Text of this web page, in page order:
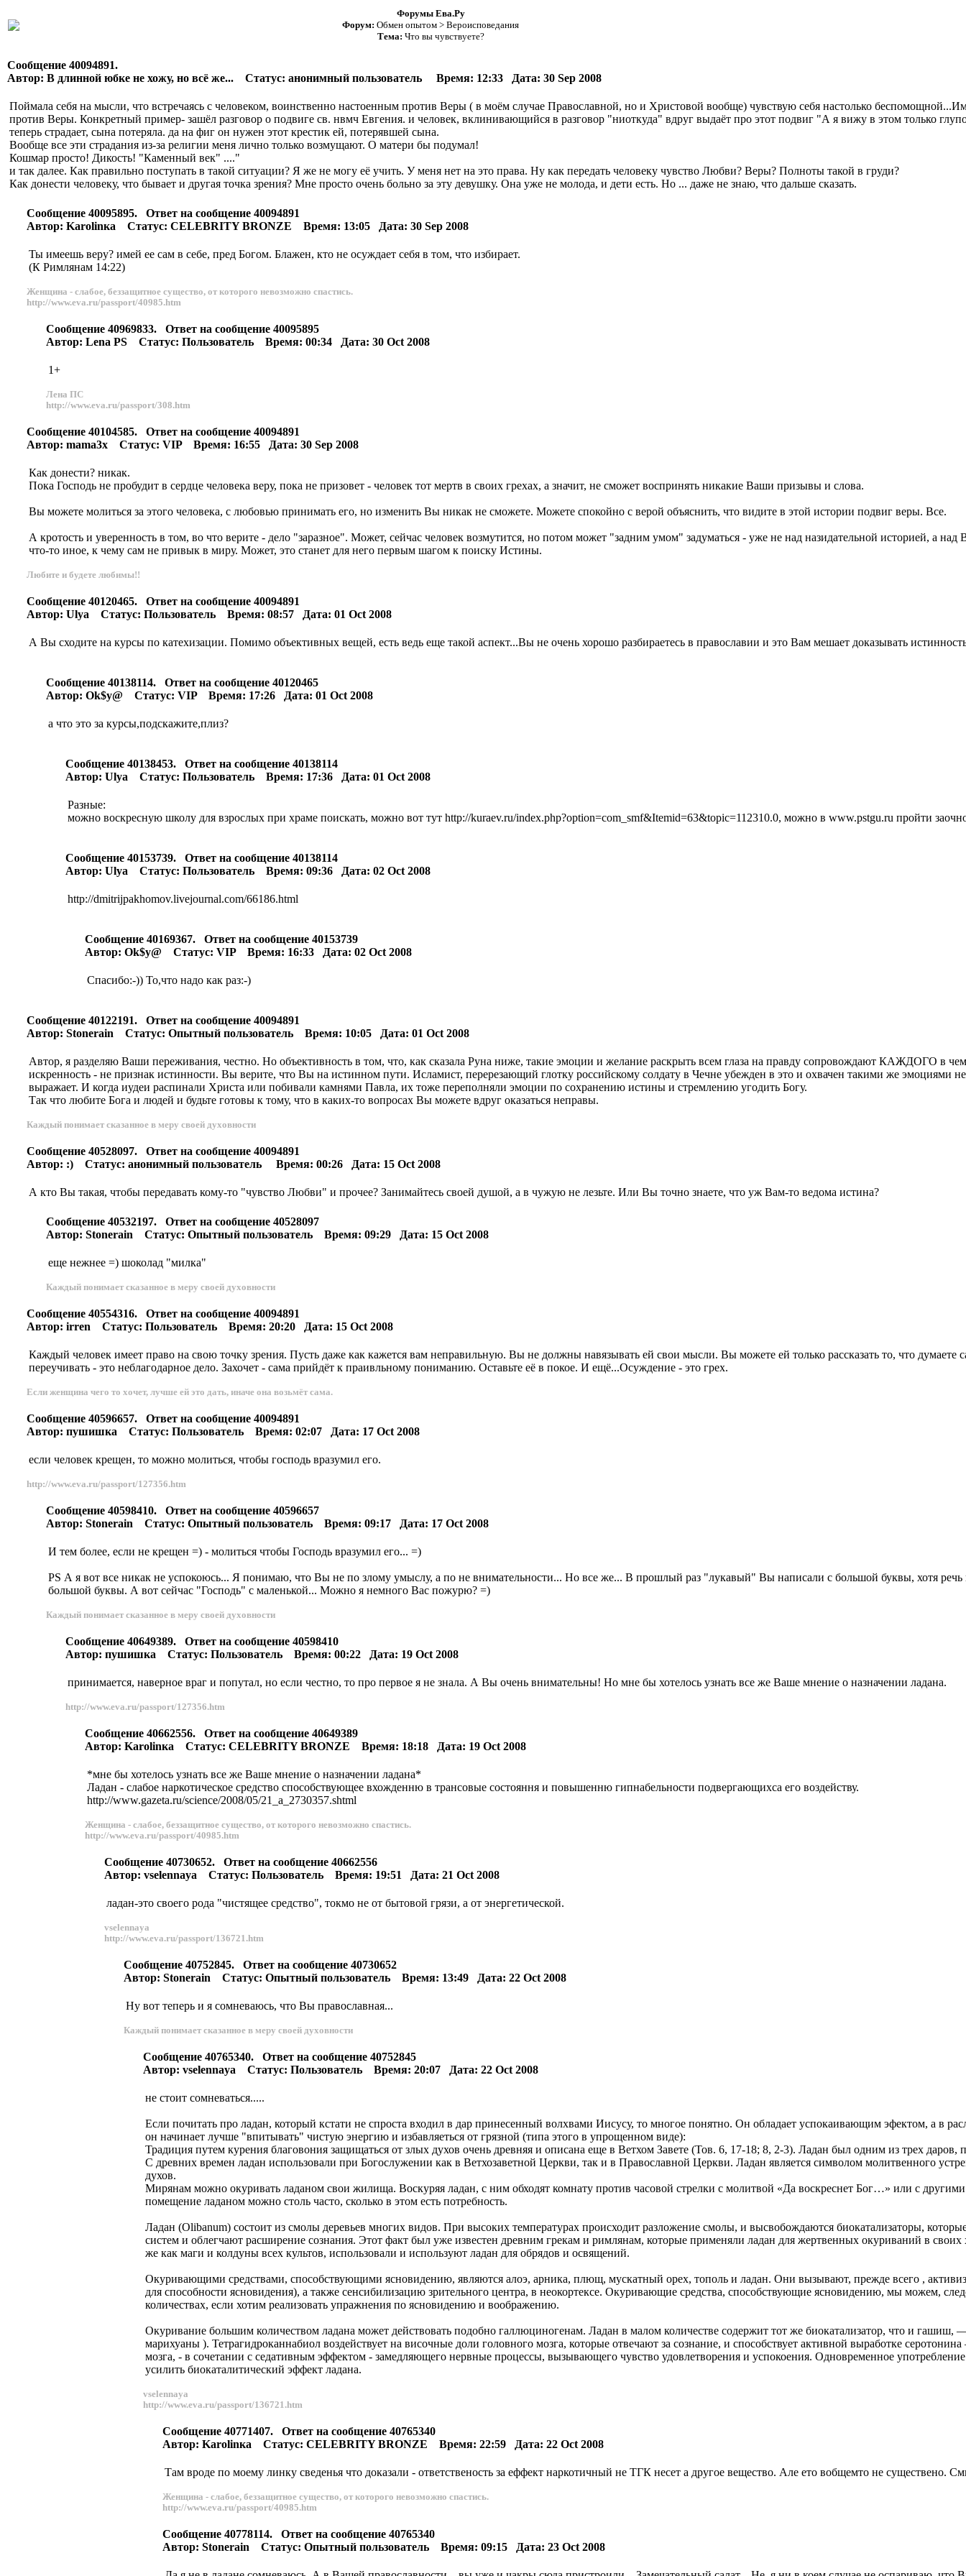
Форумы Ева.Ру
Форум: Обмен опытом > Вероисповедания
Тема: Что вы чувствуете?
Сообщение 40094891.
Автор: В длинной юбке не хожу, но всё же... Статус: анонимный пользователь Время: 12:33 Дата: 30 Sep 2008
Поймала себя на мысли, что встречаясь с человеком, воинственно настоенным против Веры ( в моём случае Православной, но и Христовой вообще) чувствую себя настолько
против Веры. Конкретный пример- зашёл разговор о подвиге св. нвмч Евгения. и человек, вклинивающийся в разговор "ниоткуда" вдруг выдаёт про этот подвиг "А я вижу в этом только
теперь страдает, сына потеряла. да на фиг он нужен этот крестик ей, потерявшей сына.
Вообще все эти страдания из-за религии меня лично только возмущают. О матери бы подумал!
Кошмар просто! Дикость! "Каменный век" ...."
и так далее. Как правильно поступать в такой ситуации? Я же не могу её учить. У меня нет на это права. Ну как передать человеку чувство Любви? Веры? Полноты такой в груди?
Как донести человеку, что бывает и другая точка зрения? Мне просто очень больно за эту девушку. Она уже не молода, и дети есть. Но ... даже не знаю, что дальше сказать.
Сообщение 40095895. Ответ на сообщение 40094891
Автор: Karolinка Статус: CELEBRITY BRONZE Время: 13:05 Дата: 30 Sep 2008
Ты имеешь веру? имей ее сам в себе, пред Богом. Блажен, кто не осуждает себя в том, что избирает.
(К Римлянам 14:22)
Женщина - слабое, беззащитное существо, от которого невозможно спастись.
http://www.eva.ru/passport/40985.htm
Сообщение 40969833. Ответ на сообщение 40095895
Автор: Lena PS Статус: Пользователь Время: 00:34 Дата: 30 Oct 2008
1+
Лена ПС
http://www.eva.ru/passport/308.htm
Сообщение 40104585. Ответ на сообщение 40094891
Автор: mama3x Статус: VIP Время: 16:55 Дата: 30 Sep 2008
Как донести? никак.
Пока Господь не пробудит в сердце человека веру, пока не призовет - человек тот мертв в своих грехах, а значит, не сможет воспринять никакие Ваши призывы и слова.
Вы можете молиться за этого человека, с любовью принимать его, но изменить Вы никак не сможете. Можете спокойно с верой объяснить, что видите в этой истории подвиг веры. Все.
А кротость и уверенность в том, во что верите - дело "заразное". Может, сейчас человек возмутится, но потом может "задним умом" задуматься - уже не над назидательной историей, а
что-то иное, к чему сам не привык в миру. Может, это станет для него первым шагом к поиску Истины.
Любите и будете любимы!!
Сообщение 40120465. Ответ на сообщение 40094891
Автор: Ulya Статус: Пользователь Время: 08:57 Дата: 01 Oct 2008
А Вы сходите на курсы по катехизации. Помимо объективных вещей, есть ведь еще такой аспект...Вы не очень хорошо разбираетесь в православии и это Вам мешает доказывать
Сообщение 40138114. Ответ на сообщение 40120465
Автор: Ok$y@ Статус: VIP Время: 17:26 Дата: 01 Oct 2008
а что это за курсы,подскажите,плиз?
Сообщение 40138453. Ответ на сообщение 40138114
Автор: Ulya Статус: Пользователь Время: 17:36 Дата: 01 Oct 2008
Разные:
можно воскресную школу для взрослых при храме поискать, можно вот тут http://kuraev.ru/index.php?option=com_smf&Itemid=63&topic=112310.0, можно в www.pstgu.ru пройти
Сообщение 40153739. Ответ на сообщение 40138114
Автор: Ulya Статус: Пользователь Время: 09:36 Дата: 02 Oct 2008
http://dmitrijpakhomov.livejournal.com/66186.html
Сообщение 40169367. Ответ на сообщение 40153739
Автор: Ok$y@ Статус: VIP Время: 16:33 Дата: 02 Oct 2008
Спасибо:-)) То,что надо как раз:-)
Сообщение 40122191. Ответ на сообщение 40094891
Автор: Stonerain Статус: Опытный пользователь Время: 10:05 Дата: 01 Oct 2008
Автор, я разделяю Ваши переживания, честно. Но объективность в том, что, как сказала Руна ниже, такие эмоции и желание раскрыть всем глаза на правду сопровождают КАЖДОГО в
искренность - не признак истинности. Вы верите, что Вы на истинном пути. Исламист, перерезающий глотку российскому солдату в Чечне убежден в это и охвачен такими же эмоциями
выражает. И когда иудеи распинали Христа или побивали камнями Павла, их тоже переполняли эмоции по сохранению истины и стремлению угодить Богу.
Так что любите Бога и людей и будьте готовы к тому, что в каких-то вопросах Вы можете вдруг оказаться неправы.
Каждый понимает сказанное в меру своей духовности
Сообщение 40528097. Ответ на сообщение 40094891
Автор: :) Статус: анонимный пользователь Время: 00:26 Дата: 15 Oct 2008
А кто Вы такая, чтобы передавать кому-то "чувство Любви" и прочее? Занимайтесь своей душой, а в чужую не лезьте. Или Вы точно знаете, что уж Вам-то ведома истина?
Сообщение 40532197. Ответ на сообщение 40528097
Автор: Stonerain Статус: Опытный пользователь Время: 09:29 Дата: 15 Oct 2008
еще нежнее =) шоколад "милка"
Каждый понимает сказанное в меру своей духовности
Сообщение 40554316. Ответ на сообщение 40094891
Автор: irren Статус: Пользователь Время: 20:20 Дата: 15 Oct 2008
Каждый человек имеет право на свою точку зрения. Пусть даже как кажется вам неправильную. Вы не должны навязывать ей свои мысли. Вы можете ей только рассказать то, что думаете
переучивать - это неблагодарное дело. Захочет - сама прийдёт к праивльному пониманию. Оставьте её в покое. И ещё...Осуждение - это грех.
Если женщина чего то хочет, лучше ей это дать, иначе она возьмёт сама.
Сообщение 40596657. Ответ на сообщение 40094891
Автор: пушишка Статус: Пользователь Время: 02:07 Дата: 17 Oct 2008
если человек крещен, то можно молиться, чтобы господь вразумил его.
http://www.eva.ru/passport/127356.htm
Сообщение 40598410. Ответ на сообщение 40596657
Автор: Stonerain Статус: Опытный пользователь Время: 09:17 Дата: 17 Oct 2008
И тем более, если не крещен =) - молиться чтобы Господь вразумил его... =)
PS А я вот все никак не успокоюсь... Я понимаю, что Вы не по злому умыслу, а по не внимательности... Но все же... В прошлый раз "лукавый" Вы написали с большой буквы, хотя речь
большой буквы. А вот сейчас "Господь" с маленькой... Можно я немного Вас пожурю? =)
Каждый понимает сказанное в меру своей духовности
Сообщение 40649389. Ответ на сообщение 40598410
Автор: пушишка Статус: Пользователь Время: 00:22 Дата: 19 Oct 2008
принимается, наверное враг и попутал, но если честно, то про первое я не знала. А Вы очень внимательны! Но мне бы хотелось узнать все же Ваше мнение о назначении ладана.
http://www.eva.ru/passport/127356.htm
Сообщение 40662556. Ответ на сообщение 40649389
Автор: Karolinка Статус: CELEBRITY BRONZE Время: 18:18 Дата: 19 Oct 2008
*мне бы хотелось узнать все же Ваше мнение о назначении ладана*
Ладан - слабое наркотическое средство способствующее вхожденню в трансовые состояння и повышенню гипнабельности подвергающихса его воздейству.
http://www.gazeta.ru/science/2008/05/21_a_2730357.shtml
Женщина - слабое, беззащитное существо, от которого невозможно спастись.
http://www.eva.ru/passport/40985.htm
Сообщение 40730652. Ответ на сообщение 40662556
Автор: vselennaya Статус: Пользователь Время: 19:51 Дата: 21 Oct 2008
ладан-это своего рода "чистящее средство", токмо не от бытовой грязи, а от энергетической.
vselennaya
http://www.eva.ru/passport/136721.htm
Сообщение 40752845. Ответ на сообщение 40730652
Автор: Stonerain Статус: Опытный пользователь Время: 13:49 Дата: 22 Oct 2008
Ну вот теперь и я сомневаюсь, что Вы православная...
Каждый понимает сказанное в меру своей духовности
Сообщение 40765340. Ответ на сообщение 40752845
Автор: vselennaya Статус: Пользователь Время: 20:07 Дата: 22 Oct 2008
не стоит сомневаться.....
Если почитать про ладан, который кстати не спроста входил в дар принесенный волхвами Иисусу, то многое понятно. Он обладает успокаивающим эфектом, а в
он начинает лучше "впитывать" чистую энергию и избавляеться от грязной (типа этого в упрощенном виде):
Традиция путем курения благовония защищаться от злых духов очень древняя и описана еще в Ветхом Завете (Тов. 6, 17-18; 8, 2-3). Ладан был одним из трех
С древних времен ладан использовали при Богослужении как в Ветхозаветной Церкви, так и в Православной Церкви. Ладан является символом молитвенного
духов.
Мирянам можно окуривать ладаном свои жилища. Воскуряя ладан, с ним обходят комнату против часовой стрелки с молитвой «Да воскреснет Бог…» или с
помещение ладаном можно столь часто, сколько в этом есть потребность.
Ладан (Olibanum) состоит из смолы деревьев многих видов. При высоких температурах происходит разложение смолы, и высвобождаются биокатализаторы,
систем и облегчают расширение сознания. Этот факт был уже известен древним грекам и римлянам, которые применяли ладан для жертвенных окуриваний в своих
же как маги и колдуны всех культов, использовали и используют ладан для обрядов и освящений.
Окуривающими средствами, способствующими ясновидению, являются алоэ, арника, плющ, мускатный орех, тополь и ладан. Они вызывают, прежде всего ,
для способности ясновидения), а также сенсибилизацию зрительного центра, в неокортексе. Окуривающие средства, способствующие ясновидению, мы можем,
количествах, если хотим реализовать упражнения по ясновидению и воображению.
Окуривание большим количеством ладана может действовать подобно галлюциногенам. Ладан в малом количестве содержит тот же биокатализатор, что и
марихуаны ). Тетрагидроканнабиол воздействует на височные доли головного мозга, которые отвечают за сознание, и способствует активной выработке
мозга, - в сочетании с седативным эффектом - замедляющего нервные процессы, вызывающего чувство удовлетворения и успокоения. Одновременное
усилить биокаталитический эффект ладана.
vselennaya
http://www.eva.ru/passport/136721.htm
Сообщение 40771407. Ответ на сообщение 40765340
Автор: Karolinка Статус: CELEBRITY BRONZE Время: 22:59 Дата: 22 Oct 2008
Там вроде по моему линку сведенья что доказали - ответственость за еффект наркотичный не ТГК несет а другое вещество. Але ето вобщемто не существено.
Женщина - слабое, беззащитное существо, от которого невозможно спастись.
http://www.eva.ru/passport/40985.htm
Сообщение 40778114. Ответ на сообщение 40765340
Автор: Stonerain Статус: Опытный пользователь Время: 09:15 Дата: 23 Oct 2008